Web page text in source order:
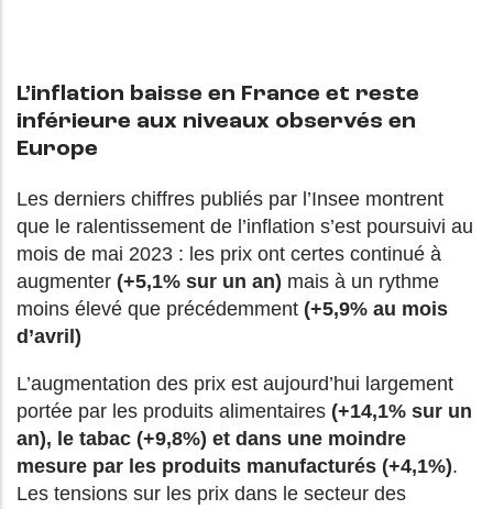
L’inflation baisse en France et reste
inférieure aux niveaux observés en
Europe
Les derniers chiffres publiés par l’Insee montrent
que le ralentissement de l’inflation s’est poursuivi au
mois de mai 2023 : les prix ont certes continué à
augmenter (+5,1% sur un an) mais à un rythme
moins élevé que précédemment (+5,9% au mois
d’avril)
L’augmentation des prix est aujourd’hui largement
portée par les produits alimentaires (+14,1% sur un
an), le tabac (+9,8%) et dans une moindre
mesure par les produits manufacturés (+4,1%).
Les tensions sur les prix dans le secteur des